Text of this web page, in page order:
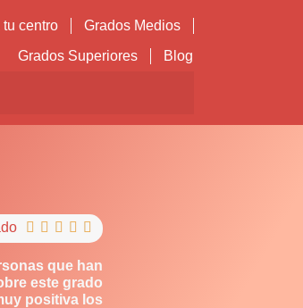
tu centro
Grados Medios
Grados Superiores
Blog
    
que han
este grado
positiva los